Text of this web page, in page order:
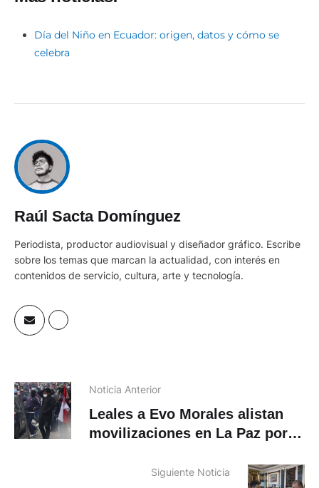
Día del Niño en Ecuador: origen, datos y cómo se
celebra
Raúl Sacta Domínguez
Periodista, productor audiovisual y diseñador gráfico. Escribe
sobre los temas que marcan la actualidad, con interés en
contenidos de servicio, cultura, arte y tecnología.
Noticia Anterior
Leales a Evo Morales alistan
movilizaciones en La Paz por
Siguiente Noticia